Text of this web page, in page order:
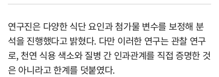
연구진은 다양한 식단 요인과 첨가물 변수를 보정해 분
석을 진행했다고 밝혔다. 다만 이러한 연구는 관찰 연구
로, 천연 식용 색소와 질병 간 인과관계를 직접 증명한 것
은 아니라고 한계를 덧붙였다.